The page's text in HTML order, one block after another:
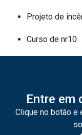
projeto de
curso de nr10
Entre em
Clique no botão e